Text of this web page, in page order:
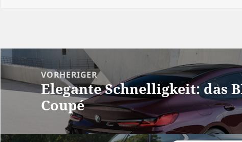
Beitragsnavigation
VORHERIGER
Vorheriger
Beitrag:
Elegante Schnelligkeit: das
Coupé